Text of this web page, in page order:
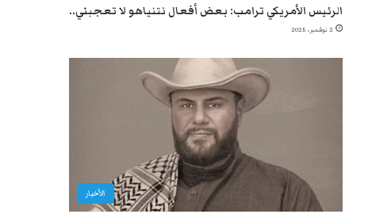
الرئيس الأمريكي ترامب: بعض أفعال نتنياهو لا تعجبني..
2 نوفمبر، 2025
الأخبار